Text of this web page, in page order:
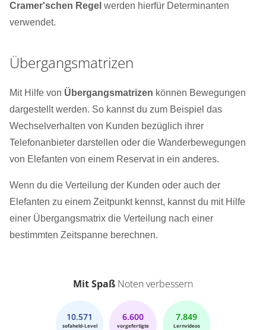
Cramer'schen Regel werden hierfür Determinanten
verwendet.
Übergangsmatrizen
Mit Hilfe von Übergangsmatrizen können Bewegungen
dargestellt werden. So kannst du zum Beispiel das
Wechselverhalten von Kunden bezüglich ihrer
Telefonanbieter darstellen oder die Wanderbewegungen
von Elefanten von einem Reservat in ein anderes.
Wenn du die Verteilung der Kunden oder auch der
Elefanten zu einem Zeitpunkt kennst, kannst du mit Hilfe
einer Übergangsmatrix die Verteilung nach einer
bestimmten Zeitspanne berechnen.
Mit Spaß Noten verbessern
10.571
sofaheld-Level
6.600
vorgefertigte
7.849
Lernvideos